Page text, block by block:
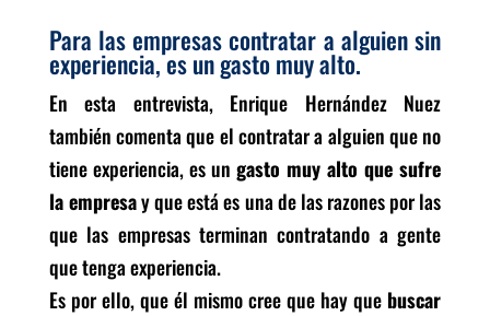
Para las empresas contratar a alguien sin
experiencia, es un gasto muy alto.
En esta entrevista, Enrique Hernández Nuez
también comenta que el contratar a alguien que no
tiene experiencia, es un gasto muy alto que sufre
la empresay que está es una de las razones por las
que las empresas terminan contratando a gente
que tenga experiencia.
Es por ello, que él mismo cree que hay que buscar